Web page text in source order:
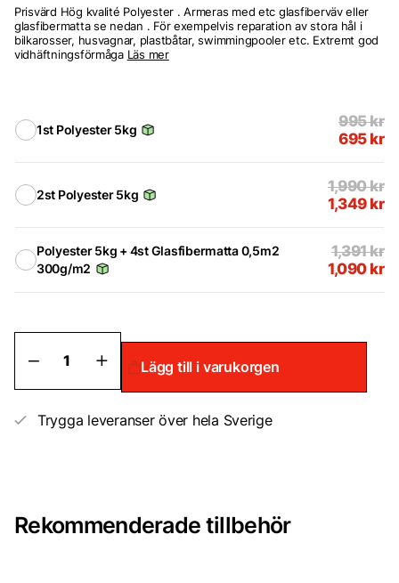
Prisvärd Hög kvalité Polyester . Armeras med etc glasfiberväv eller
glasfibermatta se nedan . För exempelvis reparation av stora hål i
bilkarosser, husvagnar, plastbåtar, swimmingpooler etc. Extremt god
vidhäftningsförmåga Läs mer
1st Polyester 5kg 995kr
695 kr
2st Polyester 5kg 1,990kr
1,349 kr
Polyester 5kg + 4st Glasfibermatta 0,5m2
300g/m2
1,391kr
1,090 kr
Polyester
5kg
inkl
mängd
Lägg till i varukorgen
Trygga leveranser över hela Sverige
Rekommenderade tillbehör